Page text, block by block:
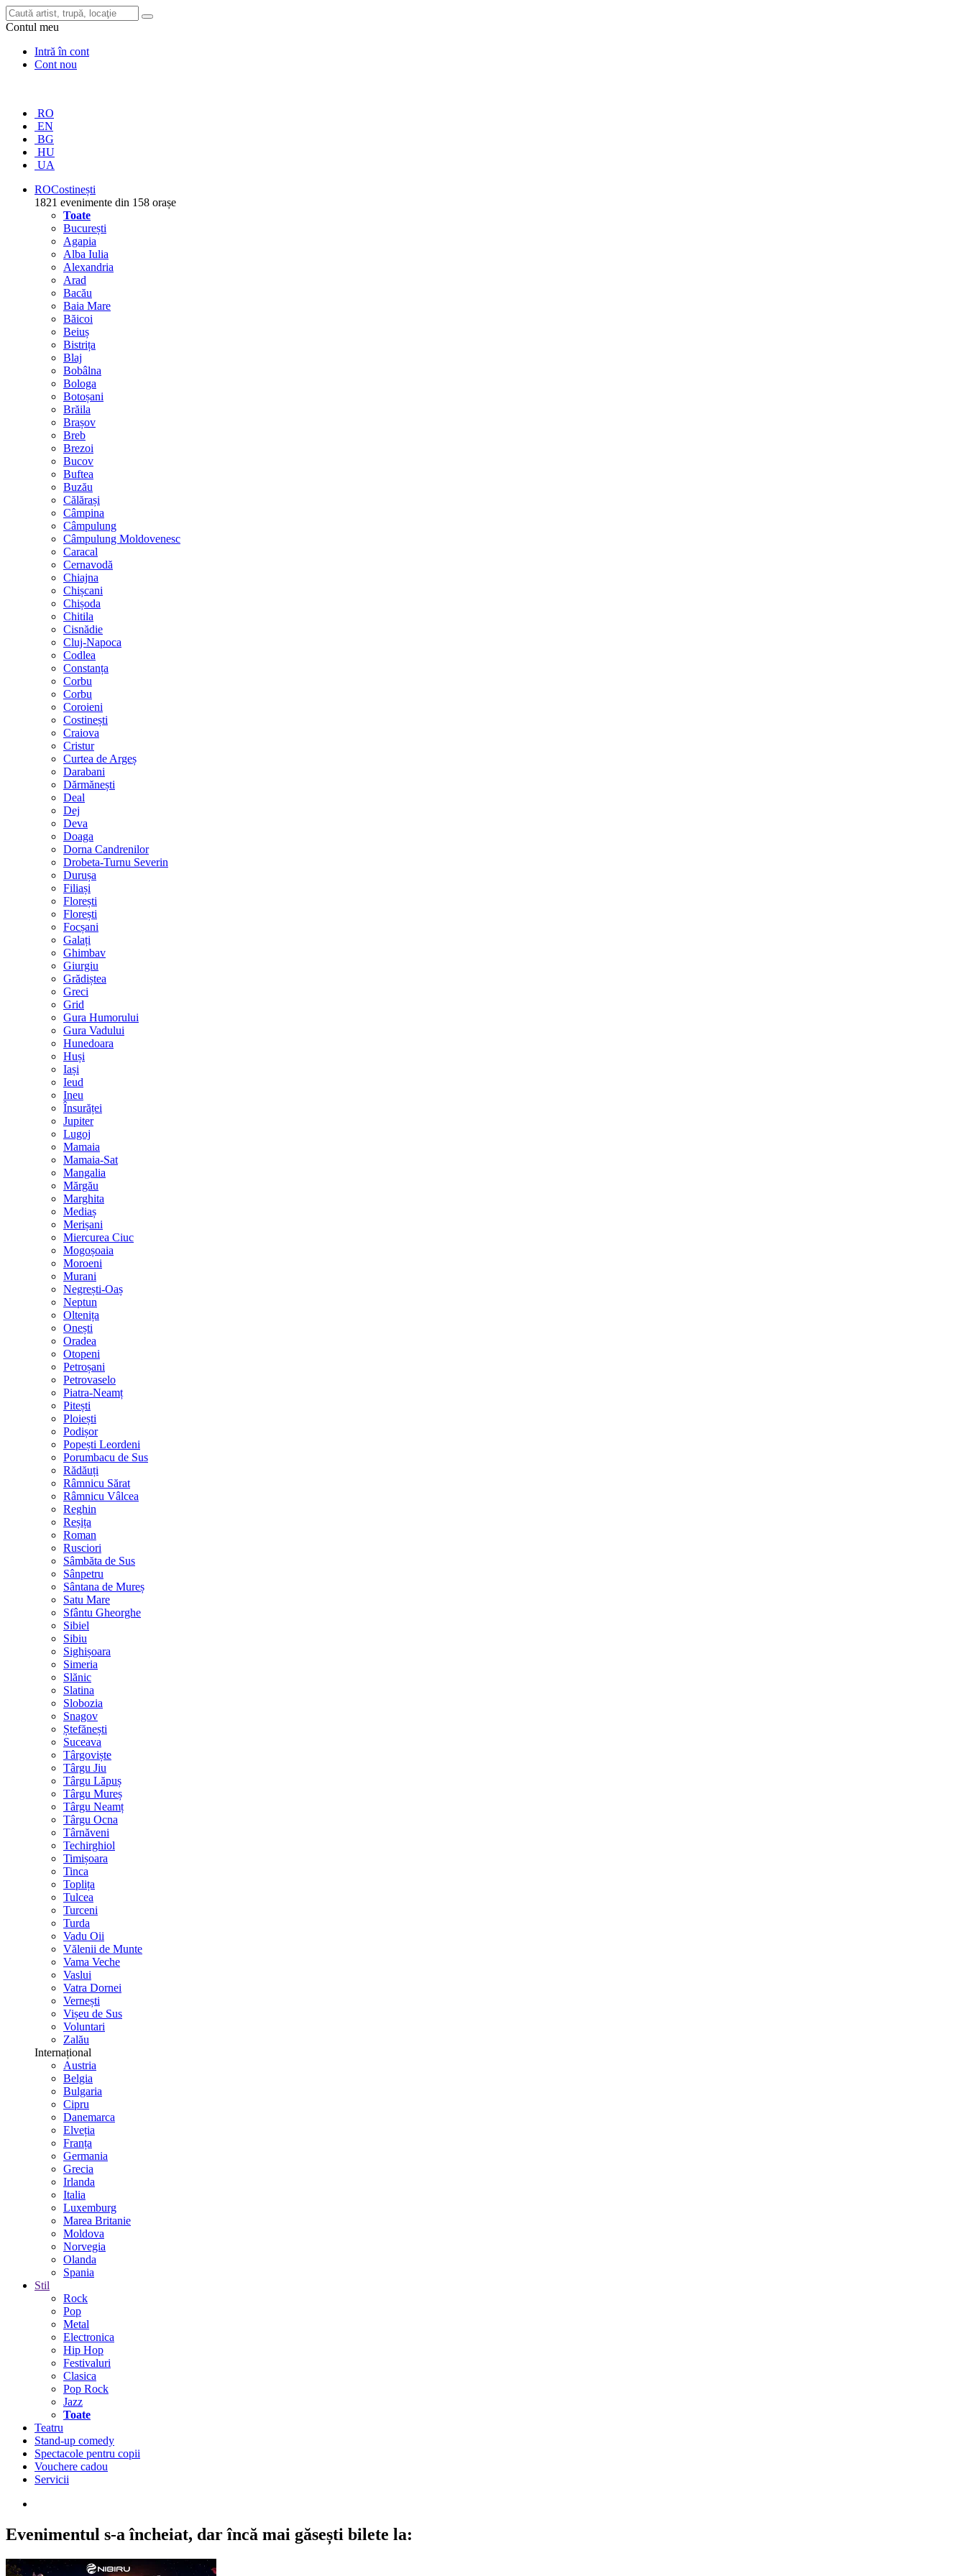
Contul meu
Intră în cont
Cont nou
RO
EN
BG
HU
UA
ROCostinești
1821 evenimente din 158 orașe
Toate
București
Agapia
Alba Iulia
Alexandria
Arad
Bacău
Baia Mare
Băicoi
Beiuș
Bistrița
Blaj
Bobâlna
Bologa
Botoșani
Brăila
Brașov
Breb
Brezoi
Bucov
Buftea
Buzău
Călărași
Câmpina
Câmpulung
Câmpulung Moldovenesc
Caracal
Cernavodă
Chiajna
Chișcani
Chișoda
Chitila
Cisnădie
Cluj-Napoca
Codlea
Constanța
Corbu
Corbu
Coroieni
Costinești
Craiova
Cristur
Curtea de Argeș
Darabani
Dărmănești
Deal
Dej
Deva
Doaga
Dorna Candrenilor
Drobeta-Turnu Severin
Durușa
Filiași
Florești
Florești
Focșani
Galați
Ghimbav
Giurgiu
Grădiștea
Greci
Grid
Gura Humorului
Gura Vadului
Hunedoara
Huși
Iași
Ieud
Ineu
Însurăței
Jupiter
Lugoj
Mamaia
Mamaia-Sat
Mangalia
Mărgău
Marghita
Mediaș
Merișani
Miercurea Ciuc
Mogoșoaia
Moroeni
Murani
Negrești-Oaș
Neptun
Oltenița
Onești
Oradea
Otopeni
Petroșani
Petrovaselo
Piatra-Neamț
Pitești
Ploiești
Podișor
Popești Leordeni
Porumbacu de Sus
Rădăuți
Râmnicu Sărat
Râmnicu Vâlcea
Reghin
Reșița
Roman
Rusciori
Sâmbăta de Sus
Sânpetru
Sântana de Mureș
Satu Mare
Sfântu Gheorghe
Sibiel
Sibiu
Sighișoara
Simeria
Slănic
Slatina
Slobozia
Snagov
Ștefănești
Suceava
Târgoviște
Târgu Jiu
Târgu Lăpuș
Târgu Mureș
Târgu Neamț
Târgu Ocna
Târnăveni
Techirghiol
Timișoara
Tinca
Toplița
Tulcea
Turceni
Turda
Vadu Oii
Vălenii de Munte
Vama Veche
Vaslui
Vatra Dornei
Vernești
Vișeu de Sus
Voluntari
Zalău
Internațional
Austria
Belgia
Bulgaria
Cipru
Danemarca
Elveția
Franța
Germania
Grecia
Irlanda
Italia
Luxemburg
Marea Britanie
Moldova
Norvegia
Olanda
Spania
Stil
Rock
Pop
Metal
Electronica
Hip Hop
Festivaluri
Clasica
Pop Rock
Jazz
Toate
Teatru
Stand-up comedy
Spectacole pentru copii
Vouchere cadou
Servicii
Evenimentul s-a încheiat, dar încă mai găsești bilete la: